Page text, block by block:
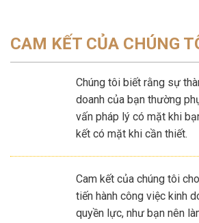
CAM KẾT CỦA CHÚNG
Chúng tôi biết rằng sự
doanh của bạn thường
vấn pháp lý có mặt khi
kết có mặt khi cần thiết.
Cam kết của chúng tôi
tiến hành công việc kinh
quyền lực, như bạn nên